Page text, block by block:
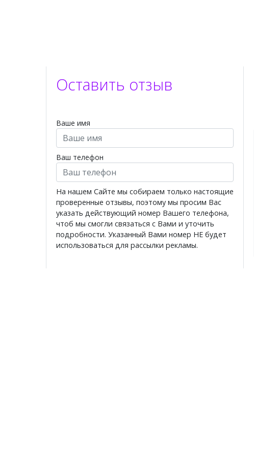
Оставить отзыв
Ваше имя
Ваш телефон
На нашем Сайте мы собираем только настоящие
проверенные отзывы, поэтому мы просим Вас
указать действующий номер Вашего телефона,
чтоб мы смогли связаться с Вами и уточить
подробности. Указанный Вами номер НЕ будет
использоваться для рассылки рекламы.